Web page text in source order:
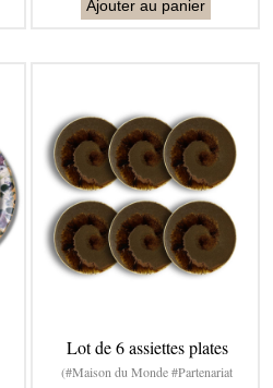
Ajouter au panier
Lot de 6 assiettes plates
(#Maison du Monde #Partenariat